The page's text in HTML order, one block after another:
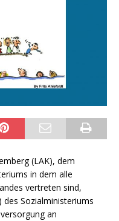
(LAK), dem
in dem alle
vertreten sind,
des Sozialministeriums
an